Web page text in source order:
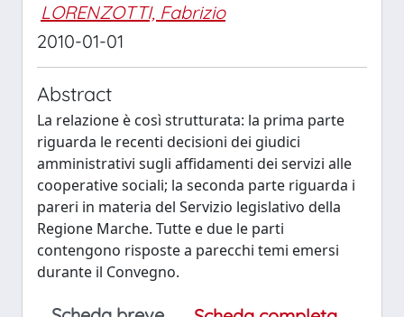
LORENZOTTI, Fabrizio
2010-01-01
Abstract
La relazione è così strutturata: la prima parte
riguarda le recenti decisioni dei giudici
amministrativi sugli affidamenti dei servizi alle
cooperative sociali; la seconda parte riguarda i
pareri in materia del Servizio legislativo della
Regione Marche. Tutte e due le parti
contengono risposte a parecchi temi emersi
durante il Convegno.